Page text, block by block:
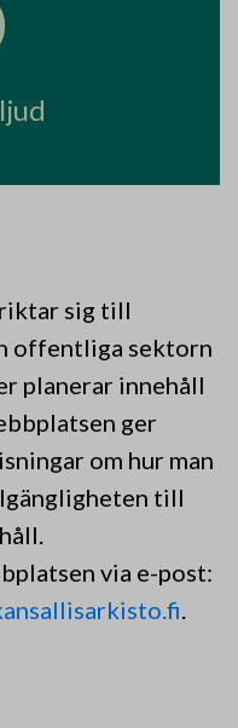
sig till
offentliga sektorn
planerar innehåll
ger
om hur man
till
via e-post:
.